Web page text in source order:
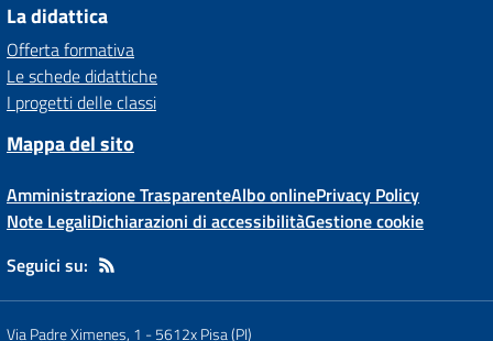
La didattica
Offerta formativa
Le schede didattiche
I progetti delle classi
Mappa del sito
Amministrazione TrasparenteAlbo onlinePrivacy Policy
Note LegaliDichiarazioni di accessibilitàGestione cookie
Seguici su:
Via Padre Ximenes, 1 -5612x Pisa (PI)